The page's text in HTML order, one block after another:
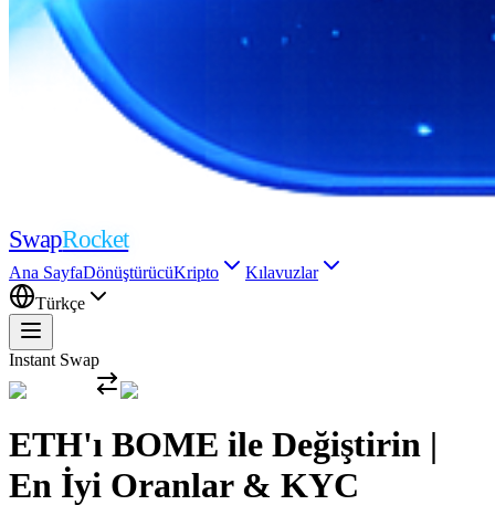
SwapRocket
Ana SayfaDönüştürücüKripto
Kılavuzlar
Türkçe
Instant Swap
ETH'ı BOME ile Değiştirin |
En İyi Oranlar & KYC